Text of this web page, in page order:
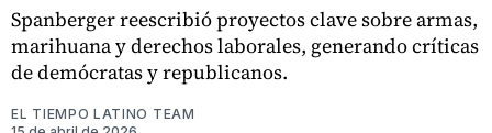
Spanberger reescribió proyectos clave sobre armas,
marihuana y derechos laborales, generando críticas
de demócratas y republicanos.
EL TIEMPO LATINO TEAM